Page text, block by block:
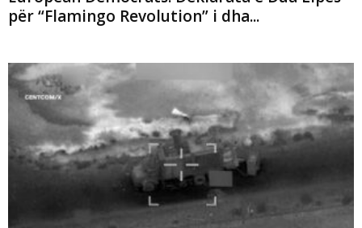
për “Flamingo Revolution” i dha...